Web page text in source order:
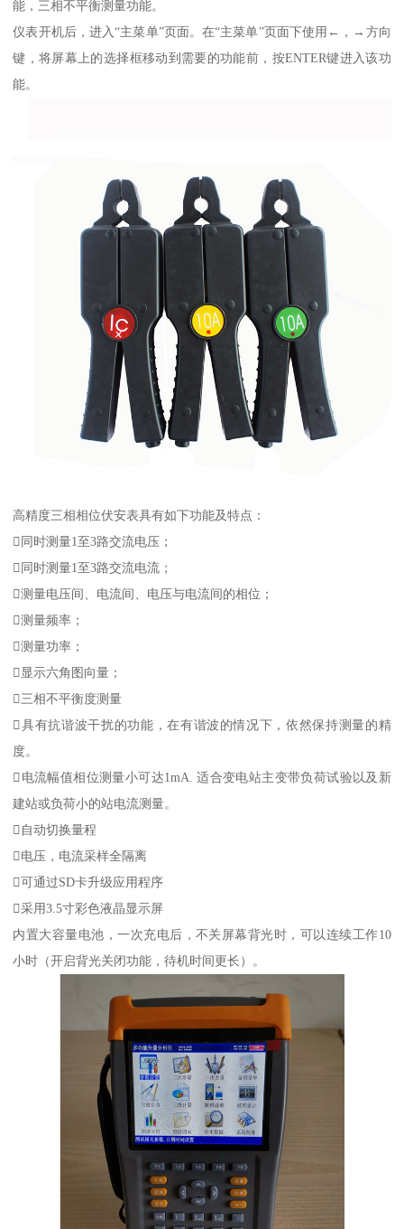
能，三相不平衡测量功能。
仪表开机后，进入“主菜单”页面。在“主菜单”页面下使用←，→方向
键，将屏幕上的选择框移动到需要的功能前，按ENTER键进入该功
能。
高精度三相相位伏安表具有如下功能及特点：
同时测量1至3路交流电压；
同时测量1至3路交流电流；
测量电压间、电流间、电压与电流间的相位；
测量频率；
测量功率；
显示六角图向量；
三相不平衡度测量
具有抗谐波干扰的功能，在有谐波的情况下，依然保持测量的精
度。
电流幅值相位测量小可达1mA. 适合变电站主变带负荷试验以及新
建站或负荷小的站电流测量。
自动切换量程
电压，电流采样全隔离
可通过SD卡升级应用程序
采用3.5寸彩色液晶显示屏
内置大容量电池，一次充电后，不关屏幕背光时，可以连续工作10
小时（开启背光关闭功能，待机时间更长）。